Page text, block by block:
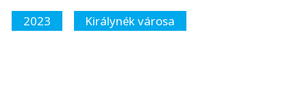
2023
Királynék városa